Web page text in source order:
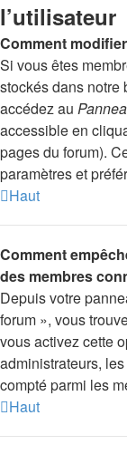
l’utilisateur
Comment
Si vous êtes
stockés dans notre
accédez au
accessible en
pages du forum).
paramètres et
Haut
Comment
des membres
Depuis votre
forum », vous
vous activez cette
administrateurs,
compté parmi les
Haut